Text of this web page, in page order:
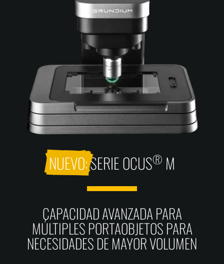
NUEVO:SERIE OCUS® M
CAPACIDAD AVANZADA PARA
MÚLTIPLES PORTAOBJETOS PARA
NECESIDADES DE MAYOR VOLUMEN